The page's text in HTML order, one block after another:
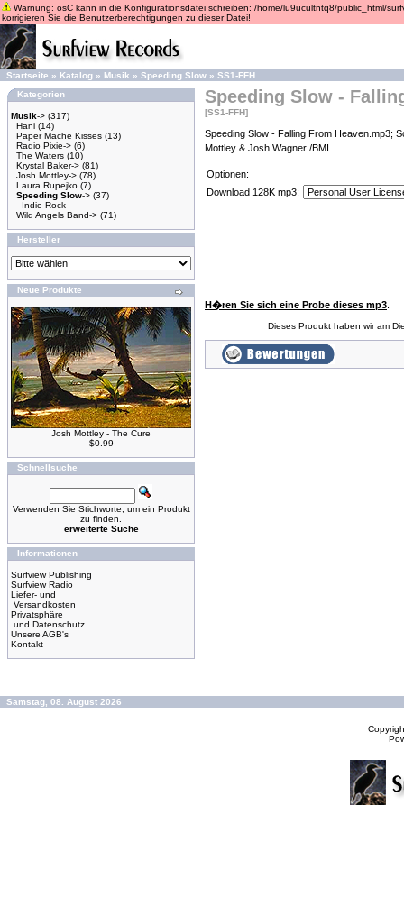
Warnung: osC kann in die Konfigurationsdatei schreiben: /home/lu9ucultntq8/public_html/
korrigieren Sie die Benutzerberechtigungen zu dieser Datei!
Startseite » Katalog » Musik » Speeding Slow » SS1-FFH
Kategorien
Musik-> (317)
Hani (14)
Paper Mache Kisses (13)
Radio Pixie-> (6)
The Waters (10)
Krystal Baker-> (81)
Josh Mottley-> (78)
Laura Rupejko (7)
Speeding Slow-> (37)
Indie Rock
Wild Angels Band-> (71)
Hersteller
Neue Produkte
Josh Mottley - The Cure
$0.99
Schnellsuche
Verwenden Sie Stichworte, um ein Produkt
zu finden.
erweiterte Suche
Informationen
Surfview Publishing
Surfview Radio
Liefer- und
Versandkosten
Privatsphäre
und Datenschutz
Unsere AGB's
Kontakt
Speeding Slow -
[SS1-FFH]
Speeding Slow - Falling From Heaven.mp3;
Mottley & Josh Wagner /BMI
Optionen:
Download 128K mp3:
H�ren Sie sich eine Probe dieses mp3
Dieses Produkt haben wir am
Samstag, 08. August 2026